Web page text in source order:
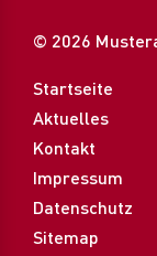
© 2026
Startseite
Aktuelles
Kontakt
Impressum
Datenschutz
Sitemap